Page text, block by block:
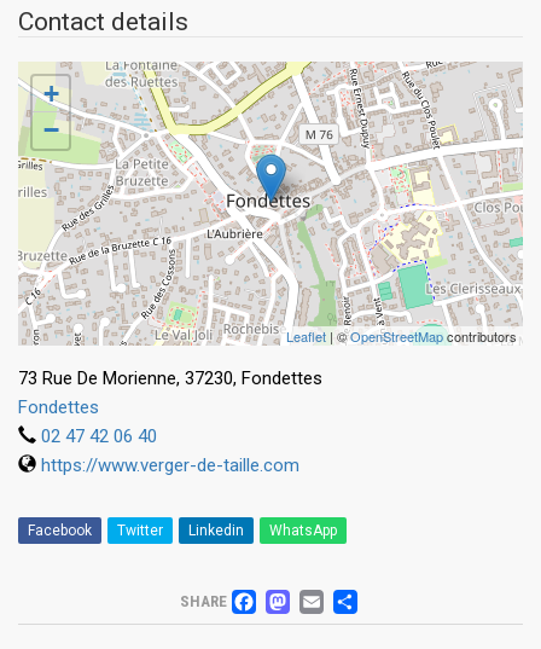
Contact details
+
−
Leaflet | ©OpenStreetMapcontributors
73 Rue De Morienne, 37230, Fondettes
Fondettes
02 47 42 06 40
https://www.verger-de-taille.com
Facebook Twitter Linkedin WhatsApp
SHARE FACEBOOK
MASTODON
EMAIL
PARTAGER